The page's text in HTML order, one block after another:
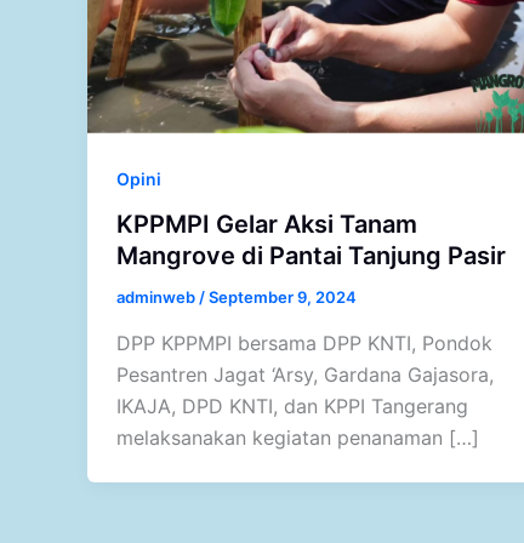
Opini
KPPMPI Gelar Aksi Tanam
Mangrove di Pantai Tanjung Pasir
adminweb/September 9, 2024
DPP KPPMPI bersama DPP KNTI, Pondok
Pesantren Jagat ‘Arsy, Gardana Gajasora,
IKAJA, DPD KNTI, dan KPPI Tangerang
melaksanakan kegiatan penanaman […]